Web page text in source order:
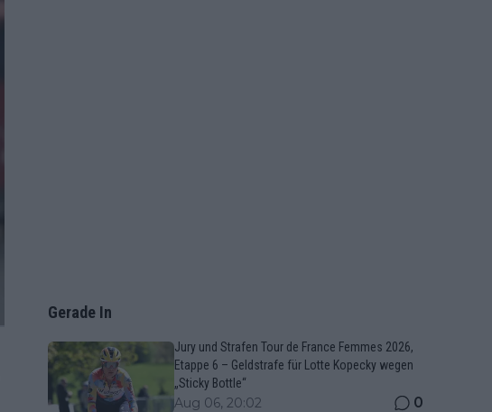
Gerade In
Jury und Strafen Tour de France Femmes 2026,
Etappe 6 – Geldstrafe für Lotte Kopecky wegen
„Sticky Bottle“
Aug 06, 20:02 0